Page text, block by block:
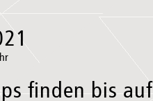
finden bis auf